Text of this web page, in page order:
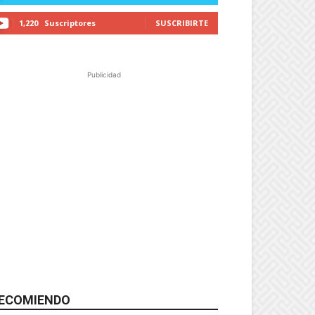
1,220 Suscriptores SUSCRIBIRTE
Publicidad